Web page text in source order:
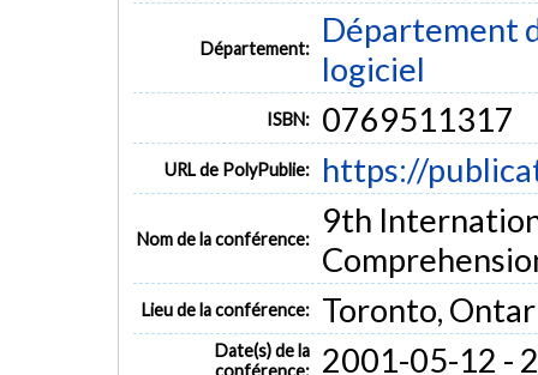
Département:
Département
logiciel
ISBN: 0769511317
URL de PolyPublie: https://
Nom de la conférence:
9th
Lieu de la conférence: Toronto,
Date(s) de la
conférence:
2001-05-12 -